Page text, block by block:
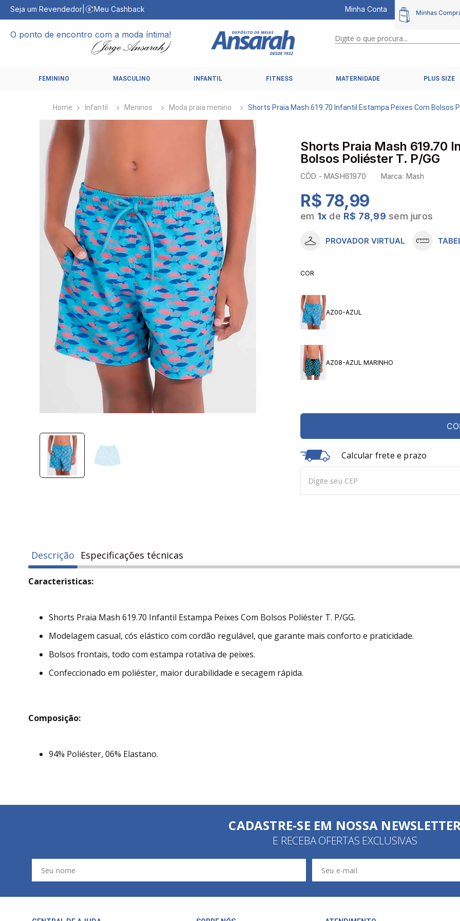
Seja um Revendedor Meu Cashback Minha Conta
O ponto de encontro com a moda íntima! Digite o que procura...
FEMININO MASCULINO INFANTIL FITNESS MATERNIDADE PLUS SIZE
Infantil Meninos Moda praia menino Shorts Praia Mash 619.70 Infantil Estampa Peixes Com Bolsos
Shorts Praia Mash 619.70
Bolsos Poliéster T. P/GG
CÓD -MASH61970 Marca: Mash
R$ 78,99
em 1x de R$ 78,99 sem juros
PROVADOR VIRTUAL
COR
AZ00-AZUL
AZ08-AZUL MARINHO
Calcular frete e prazo
Descrição Especificações técnicas
Caracteristicas:
Shorts Praia Mash 619.70 Infantil Estampa Peixes Com Bolsos Poliéster T. P/GG.
Modelagem casual, cós elástico com cordão regulável, que garante mais conforto e praticidade.
Bolsos frontais, todo com estampa rotativa de peixes.
Confeccionado em poliéster, maior durabilidade e secagem rápida.
Composição:
94% Poliéster, 06% Elastano.
CADASTRE-SE EM NOSSA
E RECEBA OFERTAS EXCLUSIVAS
1 º
calcinhas
5º
sutiã liz
6º
sutias
8
hering intimates
10º meia lupo